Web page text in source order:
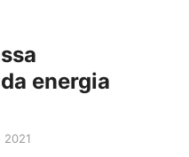
energia
2021